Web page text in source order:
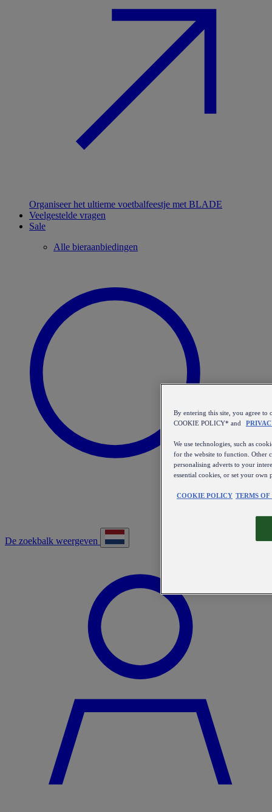
Organiseer het ultieme voetbalfeestje met BLADE
Veelgestelde vragen
Sale
Alle bieraanbiedingen
De zoekbalk weergeven
By entering this site, you agree to
COOKIE POLICY* and
We use technologies, such as
for the website to function. Other
personalising adverts to your
essential cookies, or set your own
COOKIE POLICY TERMS OF